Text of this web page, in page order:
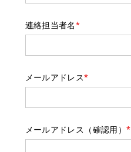
連絡担当者名*
メールアドレス*
メールアドレス（確認用）*